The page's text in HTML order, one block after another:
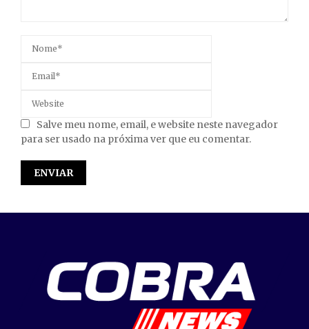
Salve meu nome, email, e website neste navegador
para ser usado na próxima ver que eu comentar.